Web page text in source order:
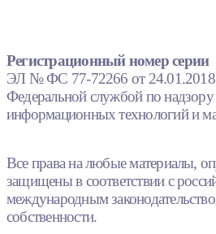
Регистрационный номер серии
ЭЛ № ФС 77-72266 от 24.01.2018.
Федеральной службой по надзору
информационных технологий и
Все права на любые материалы,
защищены в соответствии с
международным
собственности.